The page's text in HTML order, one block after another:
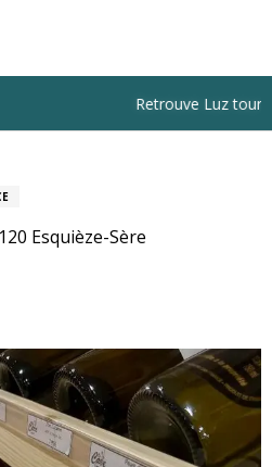
Retrouve Luz
Esquièze-Sère